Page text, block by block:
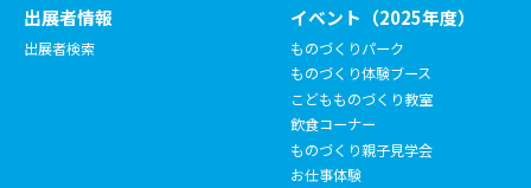
出展者情報
出展者検索
イベント（2025年度）
ものづくりパーク
ものづくり体験ブース
こどもものづくり教室
飲食コーナー
ものづくり親子見学会
お仕事体験